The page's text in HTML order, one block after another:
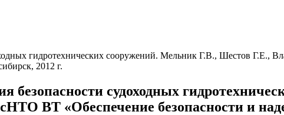
гидротехнических сооружений. Мельник Г.В., Шестов
2012 г.
безопасности судоходных
ВТ «Обеспечение безопасности и